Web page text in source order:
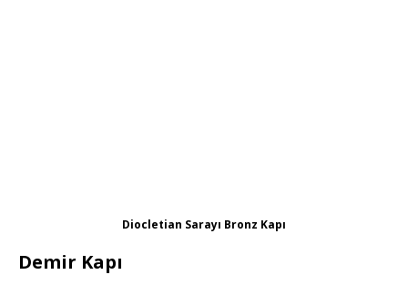
Diocletian Sarayı Bronz Kapı
Demir Kapı